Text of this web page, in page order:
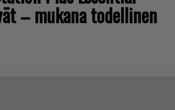
– mukana todellinen